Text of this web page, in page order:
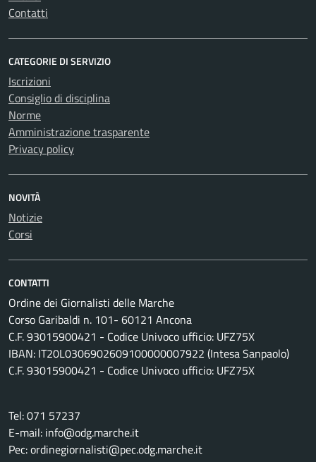
Contatti
CATEGORIE DI SERVIZIO
Iscrizioni
Consiglio di disciplina
Norme
Amministrazione trasparente
Privacy policy
NOVITÀ
Notizie
Corsi
CONTATTI
Ordine dei Giornalisti delle Marche
Corso Garibaldi n. 101- 60121 Ancona
C.F. 93015900421 - Codice Univoco ufficio: UFZ75X
IBAN: IT20L0306902609100000007922 (Intesa Sanpaolo)
C.F. 93015900421 - Codice Univoco ufficio: UFZ75X
Tel: 071 57237
E-mail: info@odg.marche.it
Pec: ordinegiornalisti@pec.odg.marche.it